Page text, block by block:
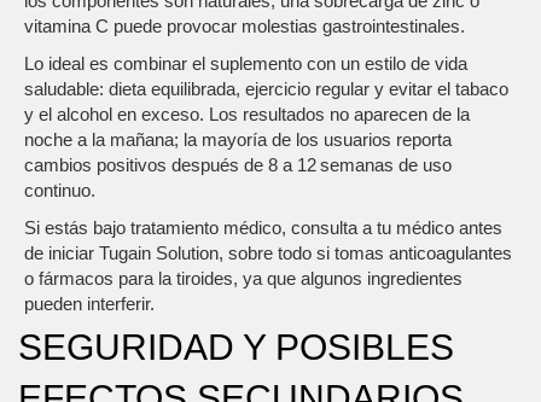
vitamina C puede provocar molestias gastrointestinales.
Lo ideal es combinar el suplemento con un estilo de vida
saludable: dieta equilibrada, ejercicio regular y evitar el tabaco
y el alcohol en exceso. Los resultados no aparecen de la
noche a la mañana; la mayoría de los usuarios reporta
cambios positivos después de 8 a 12 semanas de uso
continuo.
Si estás bajo tratamiento médico, consulta a tu médico antes
de iniciar Tugain Solution, sobre todo si tomas anticoagulantes
o fármacos para la tiroides, ya que algunos ingredientes
pueden interferir.
SEGURIDAD Y POSIBLES